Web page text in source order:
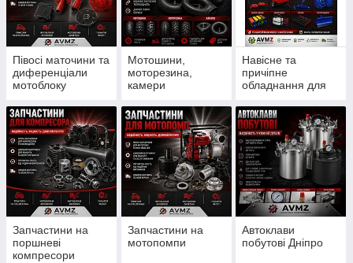
Півосі маточини та
диференціали
мотоблоку
Мотошини,
моторезина,
камери
Навісне та
причіпне
обладнання для
Запчастини на
поршневі
компресори
Запчастини на
мотопомпи
Автоклави
побутові Дніпро